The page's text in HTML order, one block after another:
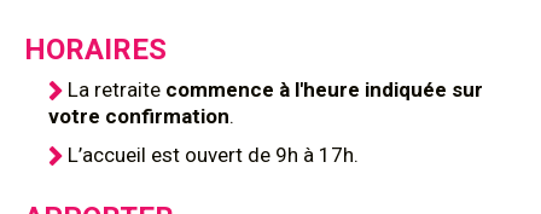
HORAIRES
La retraite commence à l'heure indiquée sur
votre confirmation.
L’accueil est ouvert de 9h à 17h.